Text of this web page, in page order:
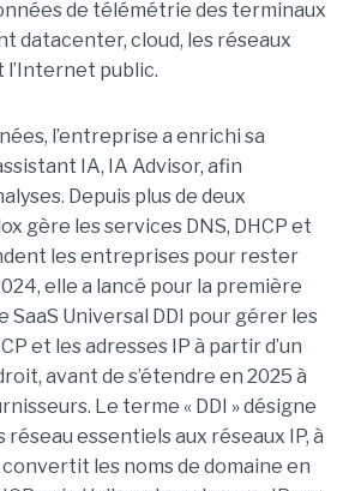
de télémétrie des terminaux
datacenter, cloud, les réseaux
l’Internet public.
l’entreprise a enrichi sa
IA, IA Advisor, afin
Depuis plus de deux
gère les services DNS, DHCP et
les entreprises pour rester
elle a lancé pour la première
SaaS Universal DDI pour gérer les
et les adresses IP à partir d’un
avant de s’étendre en 2025 à
Le terme « DDI » désigne
essentiels aux réseaux IP, à
convertit les noms de domaine en